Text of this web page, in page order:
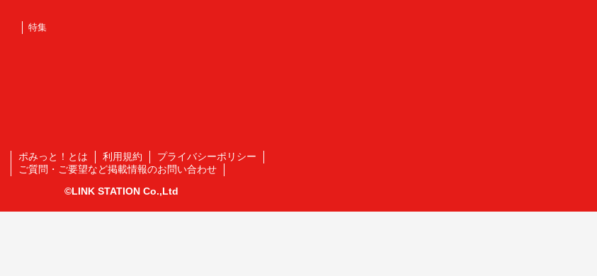
特集
ポみっと！とは 利用規約
プライバシーポリシー
ご質問・ご要望など掲載情報のお問い合わせ
©LINK STATION Co.,Ltd